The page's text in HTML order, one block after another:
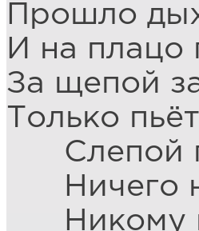
Прошло
И на плацо
За щепой
Только
Слепой
Ничего
Никому